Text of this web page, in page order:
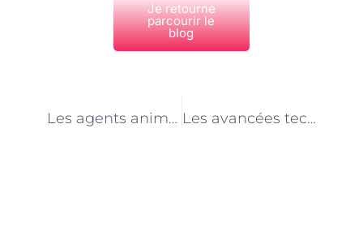
Je retourne
parcourir le
blog
Les agents animaliers en refuge à Paris : des protecteurs des droits des animaux Les avancées technologiques au service des agents animaliers en refuge à Paris